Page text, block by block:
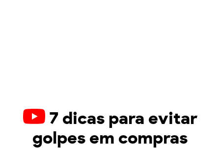
7 dicas para evitar
golpes em compras